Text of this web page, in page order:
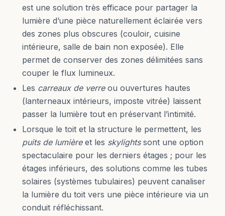
est une solution très efficace pour partager la
lumière d’une pièce naturellement éclairée vers
des zones plus obscures (couloir, cuisine
intérieure, salle de bain non exposée). Elle
permet de conserver des zones délimitées sans
couper le flux lumineux.
Les carreaux de verreou ouvertures hautes
(lanterneaux intérieurs, imposte vitrée) laissent
passer la lumière tout en préservant l’intimité.
Lorsque le toit et la structure le permettent, les
puits de lumièreet les skylightssont une option
spectaculaire pour les derniers étages ; pour les
étages inférieurs, des solutions comme les tubes
solaires (systèmes tubulaires) peuvent canaliser
la lumière du toit vers une pièce intérieure via un
conduit réfléchissant.